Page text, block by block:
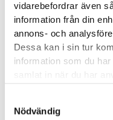
vidarebefordrar även
information från din
annons- och
Dessa kan i sin tur
information som du
samlat in när du har
Nödvändig